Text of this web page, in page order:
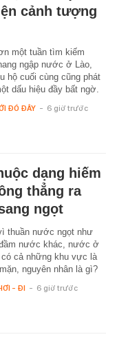
cảnh tượng
một tuần tìm kiếm
ngập nước ở Lào,
hộ cuối cùng cũng phát
dấu hiệu đầy bất ngờ.
ĐÓ ĐÂY - 6 giờ trước
dạng hiếm
thẳng ra
ngọt
thuần nước ngọt như
nước khác, nước ở
cả những khu vực là
nguyên nhân là gì?
- ĐI - 6 giờ trước